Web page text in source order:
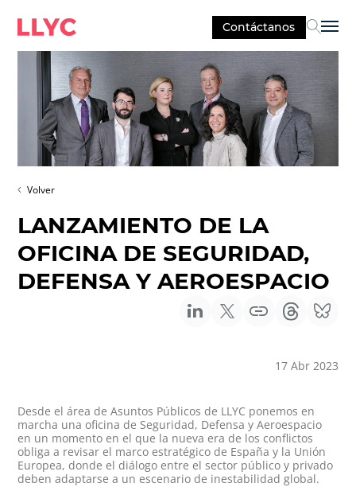
Contáctanos
Volver
LANZAMIENTO DE LA
OFICINA DE SEGURIDAD,
DEFENSA Y AEROESPACIO
17 Abr 2023
Desde el área de Asuntos Públicos de LLYC ponemos en
marcha una oficina de Seguridad, Defensa y Aeroespacio
en un momento en el que la nueva era de los conflictos
obliga a revisar el marco estratégico de España y la Unión
Europea, donde el diálogo entre el sector público y privado
deben adaptarse a un escenario de inestabilidad global.